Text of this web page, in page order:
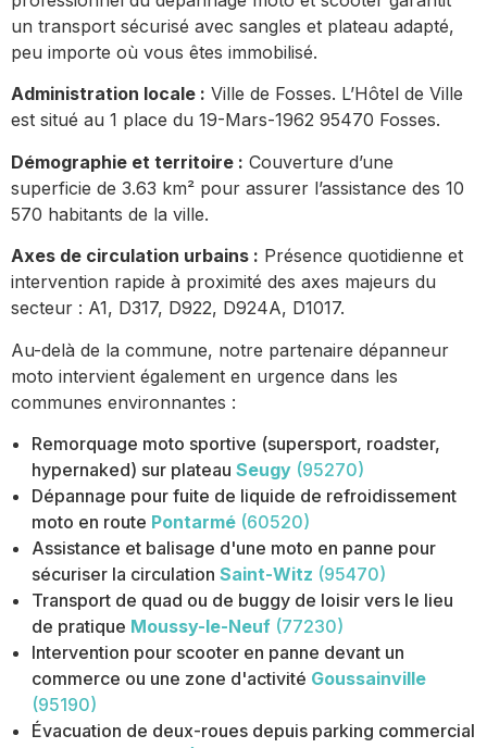
un transport sécurisé avec sangles et plateau adapté,
peu importe où vous êtes immobilisé.
Administration locale : Ville de Fosses. L’Hôtel de Ville
est situé au 1 place du 19-Mars-1962 95470 Fosses.
Démographie et territoire : Couverture d’une
superficie de 3.63 km² pour assurer l’assistance des 10
570 habitants de la ville.
Axes de circulation urbains : Présence quotidienne et
intervention rapide à proximité des axes majeurs du
secteur : A1, D317, D922, D924A, D1017.
Au-delà de la commune, notre partenaire dépanneur
moto intervient également en urgence dans les
communes environnantes :
Remorquage moto sportive (supersport, roadster,
hypernaked) sur plateau Seugy (95270)
Dépannage pour fuite de liquide de refroidissement
moto en route Pontarmé (60520)
Assistance et balisage d'une moto en panne pour
sécuriser la circulation Saint-Witz (95470)
Transport de quad ou de buggy de loisir vers le lieu
de pratique Moussy-le-Neuf (77230)
Intervention pour scooter en panne devant un
commerce ou une zone d'activité Goussainville
(95190)
Évacuation de deux-roues depuis parking commercial